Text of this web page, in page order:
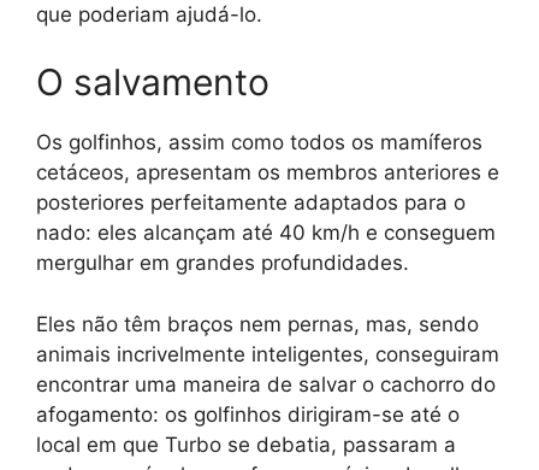
que poderiam ajudá-lo.
O salvamento
Os golfinhos, assim como todos os mamíferos
cetáceos, apresentam os membros anteriores e
posteriores perfeitamente adaptados para o
nado: eles alcançam até 40 km/h e conseguem
mergulhar em grandes profundidades.
Eles não têm braços nem pernas, mas, sendo
animais incrivelmente inteligentes, conseguiram
encontrar uma maneira de salvar o cachorro do
afogamento: os golfinhos dirigiram-se até o
local em que Turbo se debatia, passaram a